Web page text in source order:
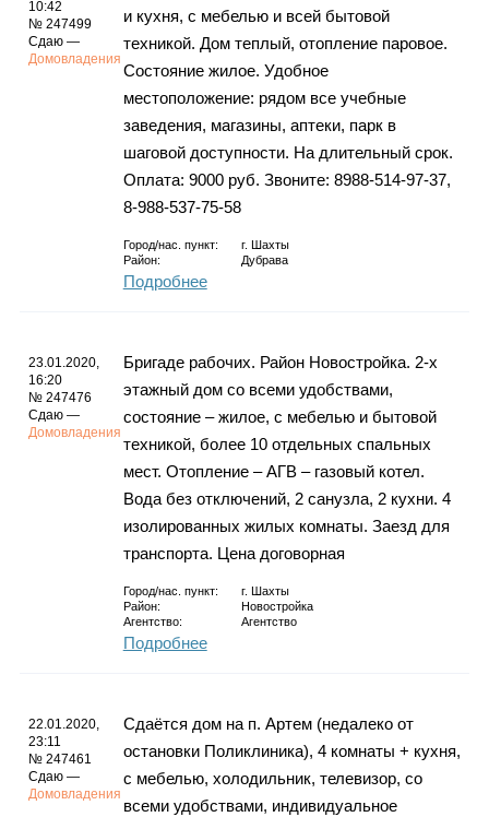
10:42
№ 247499
Сдаю —
Домовладения
и кухня, с мебелью и всей бытовой
техникой. Дом теплый, отопление паровое.
Состояние жилое. Удобное
местоположение: рядом все учебные
заведения, магазины, аптеки, парк в
шаговой доступности. На длительный срок.
Оплата: 9000 руб. Звоните: 8988-514-97-37,
8-988-537-75-58
Город/нас. пункт: г.
Шахты
Район:
Дубрава
Подробнее
23.01.2020,
16:20
№ 247476
Сдаю —
Домовладения
Бригаде рабочих. Район Новостройка. 2-х
этажный дом со всеми удобствами,
состояние – жилое, с мебелью и бытовой
техникой, более 10 отдельных спальных
мест. Отопление – АГВ – газовый котел.
Вода без отключений, 2 санузла, 2 кухни. 4
изолированных жилых комнаты. Заезд для
транспорта. Цена договорная
Город/нас. пункт: г.
Шахты
Район:
Новостройка
Агентство:
Агентство
Подробнее
22.01.2020,
23:11
№ 247461
Сдаю —
Домовладения
Сдаётся дом на п. Артем (недалеко от
остановки Поликлиника), 4 комнаты + кухня,
с мебелью, холодильник, телевизор, со
всеми удобствами, индивидуальное